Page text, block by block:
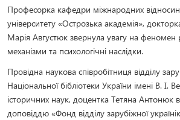
Професорка кафедри міжнародних
університету «Острозька академія»,
Марія Августюк звернула увагу на феномен
механізми та психологічні наслідки.
Провідна наукова співробітниця відділу
Національної бібліотеки України імені В. І.
історичних наук, доцентка Тетяна Антонюк
доповіддю «Фонд відділу зарубіжної